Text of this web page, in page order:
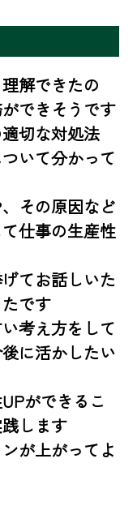
解できたの
できそうです
切な対処法
いて分かって
その原因など
仕事の生産性
てお話しいた
です
考え方をして
に活かしたい
ができるこ
します
が上がってよ